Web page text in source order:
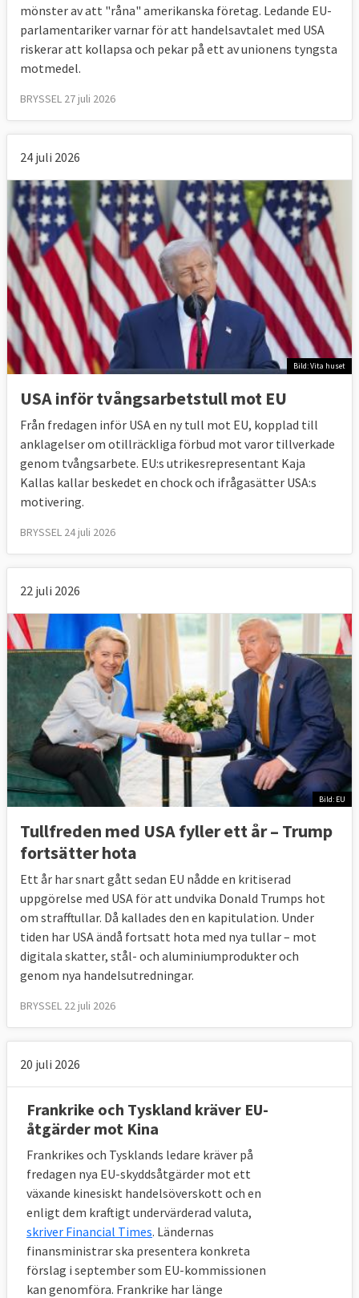
Samtidigt har EU-parlamentet i slutändan
godkänt alla handelsavtal vilket tyder på att
en majoritet av ledamöterna ser positivt på
frihandel.
7. Vad tycker medborgarna om
frihandel?
De är positiva.
Även om motståndet mot EU:s handelsavtal
med Kanada (CETA) och USA (TTIP) haft
betydelse i vissa länder är en stor majoritet
av unionens medborgare positivt inställda
till frihandel.
I kommissionens
Eurobarometer
från juni
2019 svarade 75 procent att de såg väldigt
eller ganska positivt på frihandel medan
17 procent angav att de var väldigt eller
ganska negativa.
Svenskarna hörde till de mest positiva vad
gäller frihandel. I Sverige var 85 procent
positiva medan 11 procent negativa. Minst
andel positiva till frihandel hade Frankrike
med 53 procent, vilket dock är en majoritet
8. Hur beroende är medlemsländerna av
Vissa är mer beroende än andra.
Medlemsländernas beroende av handel med
marknader utanför EU skiljer sig väsentligt
åt från land till land.
mönster av att "råna" amerikanska företag. Ledande EU-
parlamentariker varnar för att handelsavtalet med USA
riskerar att kollapsa och pekar på ett av unionens tyngsta
motmedel.
BRYSSEL 27 juli 2026
24 juli 2026
Bild: Vita huset
USA inför tvångsarbetstull mot EU
Från fredagen inför USA en ny tull mot EU, kopplad till
anklagelser om otillräckliga förbud mot varor tillverkade
genom tvångsarbete. EU:s utrikesrepresentant Kaja
Kallas kallar beskedet en chock och ifrågasätter USA:s
motivering.
BRYSSEL 24 juli 2026
22 juli 2026
Bild: EU
Tullfreden med USA fyller ett år – Trump
fortsätter hota
Ett år har snart gått sedan EU nådde en kritiserad
uppgörelse med USA för att undvika Donald Trumps hot
om strafftullar. Då kallades den en kapitulation. Under
tiden har USA ändå fortsatt hota med nya tullar – mot
digitala skatter, stål- och aluminiumprodukter och
genom nya handelsutredningar.
BRYSSEL 22 juli 2026
20 juli 2026
Frankrike och Tyskland kräver EU-
åtgärder mot Kina
Frankrikes och Tysklands ledare kräver på
fredagen nya EU-skyddsåtgärder mot ett
växande kinesiskt handelsöverskott och en
enligt dem kraftigt undervärderad valuta,
skriver Financial Times. Ländernas
finansministrar ska presentera konkreta
förslag i september som EU-kommissionen
kan genomföra. Frankrike har länge